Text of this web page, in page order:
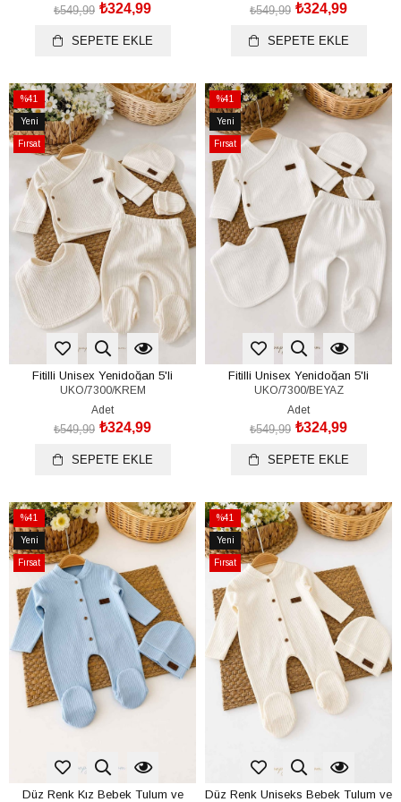
₺324,99
₺549,99
SEPETE EKLE
₺324,99
₺549,99
SEPETE EKLE
%41
İndirim
%41İndirim
Yeni
Ürün
Fırsat
Ürünü
Fitilli Unisex Yenidoğan 5'li
Hastane Çıkışı Seti (%100 Pamuk)
(0-3 Ay)
UKO/7300/KREM
Adet
₺324,99
₺549,99
SEPETE EKLE
%41
İndirim
%41İndirim
Yeni
Ürün
Fırsat
Ürünü
Fitilli Unisex Yenidoğan 5'li
Hastane Çıkışı Seti (%100 Pamuk)
(0-3 Ay)
UKO/7300/BEYAZ
Adet
₺324,99
₺549,99
SEPETE EKLE
%41
İndirim
%41İndirim
Yeni
Ürün
Fırsat
Ürünü
Düz Renk Kız Bebek Tulum ve
%41
İndirim
%41İndirim
Yeni
Ürün
Fırsat
Ürünü
Düz Renk Uniseks Bebek Tulum ve